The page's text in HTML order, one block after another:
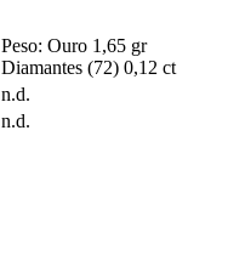
Peso: Ouro 1,65 gr
Diamantes (72) 0,12 ct
n.d.
n.d.